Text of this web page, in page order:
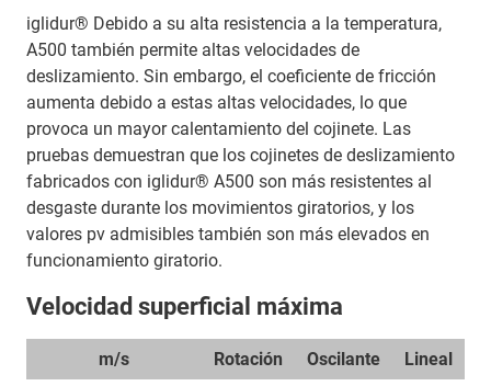
iglidur® Debido a su alta resistencia a la temperatura,
A500 también permite altas velocidades de
deslizamiento. Sin embargo, el coeficiente de fricción
aumenta debido a estas altas velocidades, lo que
provoca un mayor calentamiento del cojinete. Las
pruebas demuestran que los cojinetes de deslizamiento
fabricados con iglidur® A500 son más resistentes al
desgaste durante los movimientos giratorios, y los
valores pv admisibles también son más elevados en
funcionamiento giratorio.
Velocidad superficial máxima
m/s Rotación Oscilante
Lineal